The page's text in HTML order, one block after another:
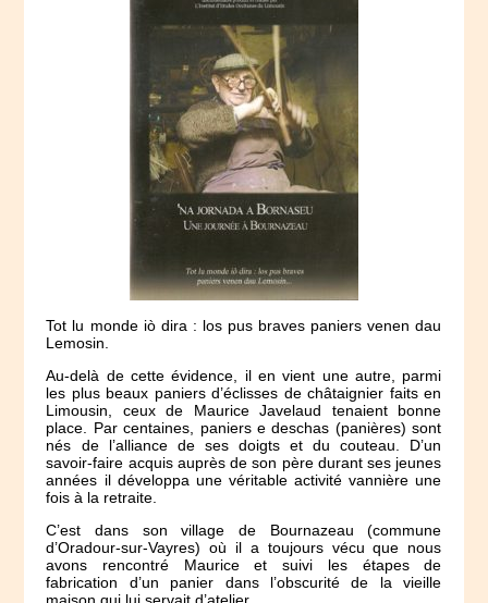
Tot lu monde iò dira : los pus braves paniers venen dau
Lemosin.
Au-delà de cette évidence, il en vient une autre, parmi
les plus beaux paniers d’éclisses de châtaignier faits en
Limousin, ceux de Maurice Javelaud tenaient bonne
place. Par centaines, paniers e deschas (panières) sont
nés de l’alliance de ses doigts et du couteau. D’un
savoir-faire acquis auprès de son père durant ses jeunes
années il développa une véritable activité vannière une
fois à la retraite.
C’est dans son village de Bournazeau (commune
d’Oradour-sur-Vayres) où il a toujours vécu que nous
avons rencontré Maurice et suivi les étapes de
fabrication d’un panier dans l’obscurité de la vieille